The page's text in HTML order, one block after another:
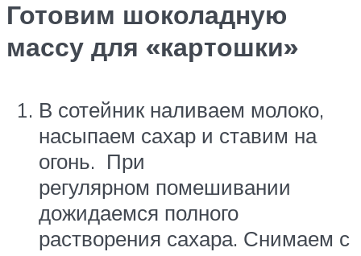
Готовим шоколадную
массу для «картошки»
В сотейник наливаем молоко,
насыпаем сахар и ставим на
огонь. При
регулярном помешивании
дожидаемся полного
растворения сахара. Снимаем с